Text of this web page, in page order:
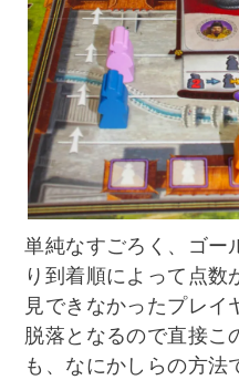
単純なすごろく、ゴー
り到着順によって点数
見できなかったプレイ
脱落となるので直接こ
も、なにかしらの方法